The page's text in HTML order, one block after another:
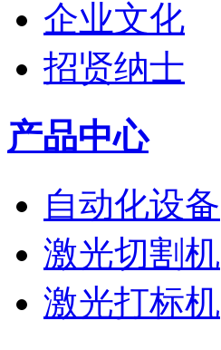
企业文化
招贤纳士
产品中心
自动化设备
激光切割机
激光打标机